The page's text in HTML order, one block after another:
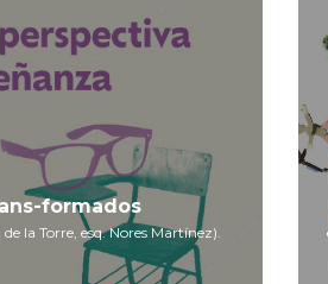
formados
la Torre, esq. Nores Martínez).